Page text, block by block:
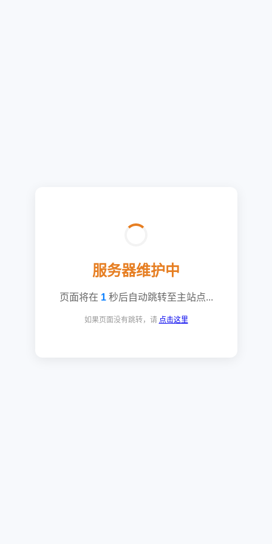
服务器维护中
页面将在 1秒后自动跳转至主站点...
如果页面没有跳转，请 点击这里